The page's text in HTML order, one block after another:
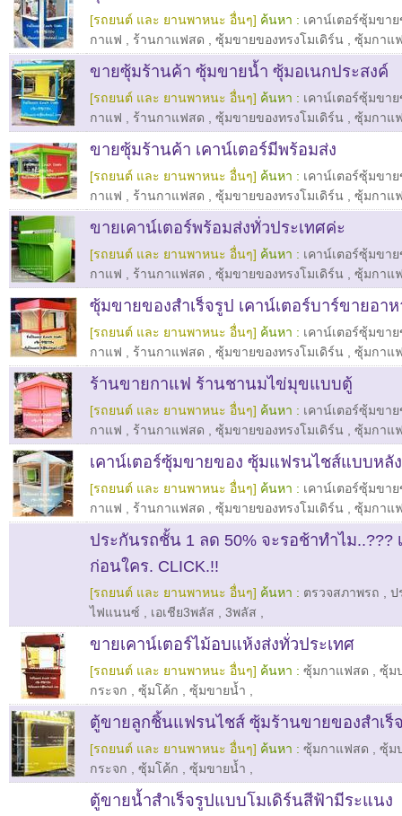
[รถยนต์ และ ยานพาหนะ อื่นๆ] ค้นหา : เคาน์เตอร์ซุ้มขา
กาแฟ
ร้านกาแฟสด ซุ้มขายของทรงโมเดิร์น ซุ้มกาแ
ขายซุ้มร้านค้า ซุ้มขายน้ำ ซุ้มอเนกประสงค์
[รถยนต์ และ ยานพาหนะ อื่นๆ] ค้นหา : เคาน์เตอร์ซุ้มขา
กาแฟ
ร้านกาแฟสด ซุ้มขายของทรงโมเดิร์น ซุ้มกาแ
ขายซุ้มร้านค้า เคาน์เตอร์มีพร้อมส่ง
[รถยนต์ และ ยานพาหนะ อื่นๆ] ค้นหา : เคาน์เตอร์ซุ้มขา
กาแฟ
ร้านกาแฟสด ซุ้มขายของทรงโมเดิร์น ซุ้มกาแ
ขายเคาน์เตอร์พร้อมส่งทั่วประเทศค่ะ
[รถยนต์ และ ยานพาหนะ อื่นๆ] ค้นหา : เคาน์เตอร์ซุ้มขา
กาแฟ
ร้านกาแฟสด ซุ้มขายของทรงโมเดิร์น ซุ้มกาแ
ซุ้มขายของสำเร็จรูป เคาน์เตอร์บาร์ขายอาห
[รถยนต์ และ ยานพาหนะ อื่นๆ] ค้นหา : เคาน์เตอร์ซุ้มขา
กาแฟ
ร้านกาแฟสด ซุ้มขายของทรงโมเดิร์น ซุ้มกาแ
ร้านขายกาแฟ ร้านชานมไข่มุขแบบตู้
[รถยนต์ และ ยานพาหนะ อื่นๆ] ค้นหา : เคาน์เตอร์ซุ้มขา
กาแฟ
ร้านกาแฟสด ซุ้มขายของทรงโมเดิร์น ซุ้มกาแ
เคาน์เตอร์ซุ้มขายของ ซุ้มแฟรนไชส์แบบหลั
[รถยนต์ และ ยานพาหนะ อื่นๆ] ค้นหา : เคาน์เตอร์ซุ้มขา
กาแฟ
ร้านกาแฟสด ซุ้มขายของทรงโมเดิร์น ซุ้มกาแ
ประกันรถชั้น 1 ลด 50% จะรอช้าทำไม..???
ก่อนใคร. CLICK.!!
[รถยนต์ และ ยานพาหนะ อื่นๆ] ค้นหา : ตรวจสภาพรถ
ป
ไฟแนนซ์
เอเชีย3พลัส 3พลัส
ขายเคาน์เตอร์ไม้อบแห้งส่งทั่วประเทศ
[รถยนต์ และ ยานพาหนะ อื่นๆ] ค้นหา : ซุ้มกาแฟสด
ซุ้ม
กระจก
ซุ้มโค้ก ซุ้มขายน้ำ
ตู้ขายลูกชิ้นแฟรนไชส์ ซุ้มร้านขายของสำเร็
[รถยนต์ และ ยานพาหนะ อื่นๆ] ค้นหา : ซุ้มกาแฟสด
ซุ้ม
กระจก
ซุ้มโค้ก ซุ้มขายน้ำ
ตู้ขายน้ำสำเร็จรูปแบบโมเดิร์นสีฟ้ามีระแนง